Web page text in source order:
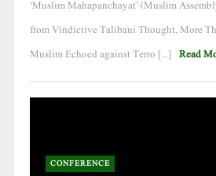
‘Muslim Mahapanchayat’ (Muslim
from Vindictive Talibani Thought, More
Muslim Echoed against Terro [...] Read
CONFERENCE